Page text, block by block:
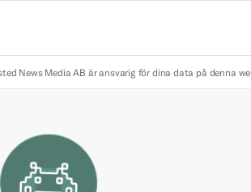
News Media AB är ansvarig för dina data på denna